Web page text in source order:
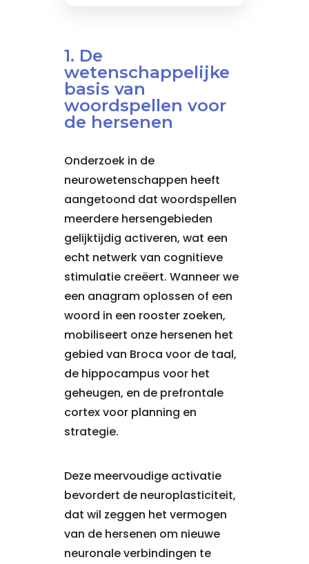
1. De
wetenschappelijke
basis van
woordspellen voor
de hersenen
Onderzoek in de
neurowetenschappen heeft
aangetoond dat woordspellen
meerdere hersengebieden
gelijktijdig activeren, wat een
echt netwerk van cognitieve
stimulatie creëert. Wanneer we
een anagram oplossen of een
woord in een rooster zoeken,
mobiliseert onze hersenen het
gebied van Broca voor de taal,
de hippocampus voor het
geheugen, en de prefrontale
cortex voor planning en
strategie.
Deze meervoudige activatie
bevordert de neuroplasticiteit,
dat wil zeggen het vermogen
van de hersenen om nieuwe
neuronale verbindingen te